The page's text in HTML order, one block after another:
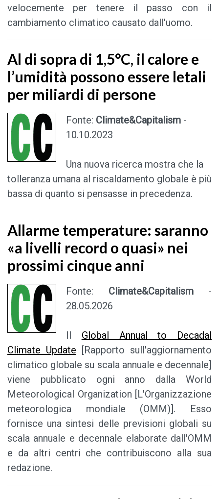
velocemente per tenere il passo con il
cambiamento climatico causato dall'uomo.
Al di sopra di 1,5°C, il calore e
l’umidità possono essere letali
per miliardi di persone
Fonte: Climate&Capitalism -
10.10.2023
Una nuova ricerca mostra che la
tolleranza umana al riscaldamento globale è più
bassa di quanto si pensasse in precedenza.
Allarme temperature: saranno
«a livelli record o quasi» nei
prossimi cinque anni
Fonte: Climate&Capitalism-
28.05.2026
Il Global Annual to Decadal
Climate Update [Rapporto sull'aggiornamento
climatico globale su scala annuale e decennale]
viene pubblicato ogni anno dalla World
Meteorological Organization [L'Organizzazione
meteorologica mondiale (OMM)]. Esso
fornisce una sintesi delle previsioni globali su
scala annuale e decennale elaborate dall'OMM
e da altri centri che contribuiscono alla sua
redazione.